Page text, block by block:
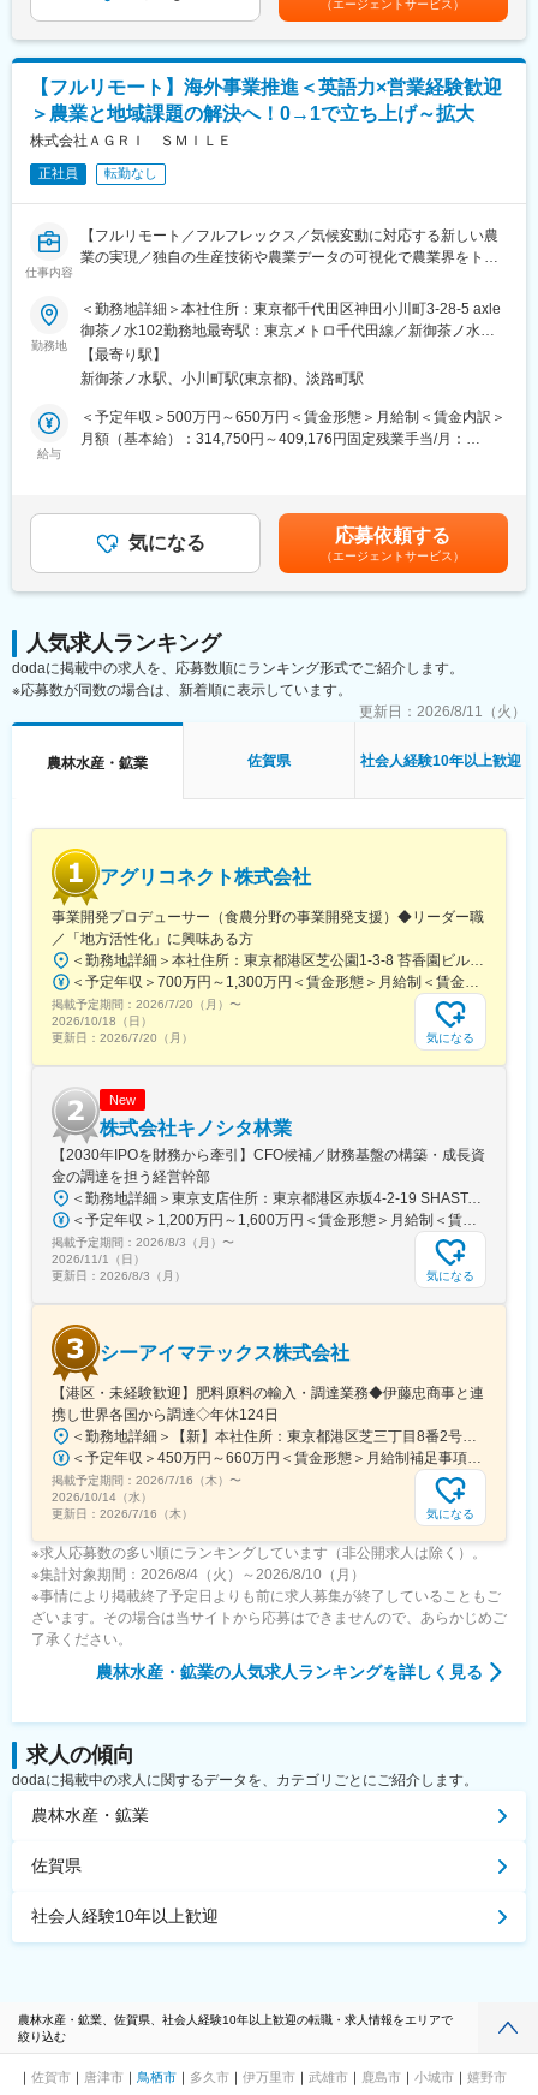
SecureNavi、Apple Business Manager、Deep Instinct、
LANSCOPE、Verona SASE、Sansan
変更の範囲：会社の定める業務
・SPC特有の税務論点の整理
・税理士法人との折衝・資料作成
・再エネ関連の税制優遇の適用検討
＜SPC関連業務（キャリアに応じて）＞
・SPC設立に向けたスキーム検討補助
・出資者向け資料の作成支援
・資金調達スキームの管理
・契約・定款管理、運営管理
・クライアント（主に都市部企業）との打合せ対応（オンライン
中心）
・業務フロー整備、効率化推進
・監査対応など
■組織構成：
約20名
（1） SPC×再エネという専門性の高い領域
・市場価値の高いスキルが身につく環境
（2） 一括受託モデルで上流まで関われる
・SPCの設立～運営～税務申告までワンストップで提供
・クライアントは東京・大阪中心で訪問ほぼなし
・オンライン完結の業務設計のため、フルリモートが実現
（4） 働きやすい環境
・フルリモート／フルフレックス
・残業月平均10時間程度
・週1回の定例MTGあり
・フルリモート勤務（半年に1回出社あり※任意）
・Slack／Zoomを活用したコミュニケーション
■当社について：
当社は2007年設立以降、「森林事業」と「環境エネルギー事業」
の2軸で事業を展開しています。森林資源の活用だけでなく、再生
可能エネルギーの普及を通じて、環境価値と経済価値の両立を実
現し、持続可能な社会の構築に貢献しています。
変更の範囲：会社の定める業務
選考を通じて上下する可能性があります。月給(月額)は固定手当を
含めた表記です。
（エージェントサービス）
【フルリモート】海外事業推進＜英語力×営業経験歓迎
＞農業と地域課題の解決へ！0→1で立ち上げ～拡大
株式会社ＡＧＲＩ ＳＭＩＬＥ
正社員 転勤なし
仕事内容
【フルリモート／フルフレックス／気候変動に対応する新しい農
業の実現／独自の生産技術や農業データの可視化で農業界をトー
■業務内容
海外事業の立ち上げ・推進担当者として、担当国におけるパート
ナー候補との商談、関係構築・実証プロジェクト運営管理、現地
規制対応など、事業開発・推進を一任します。（担当国はASEAN
地域を想定）
現地での導入試験やプロジェクトの進捗管理、および海外現地メ
ンバーとの協働
経営層の戦略に基づいた事業計画の策定、および現地でのPDCA
サイクルの実行
農業と地域課題の解決に取り組みながら、最先端技術を世界中の
◎海外事業立ち上げの完遂実績
◎国際的なビジネススキルの習得
異文化環境での交渉力、リスク対応力、経営直下の意思決定スピ
ードを体感できます。
■当社について
「テクノロジーによって、産地とともに農業の未来をつくる」を
経営理念に据え、豊かな経験を持つ産地と、進化を続けるサイエ
ンステクノロジーを融合することで、環境に優しい魅力あふれる
農業の実現に取り組んでいます。
勤務地
＜勤務地詳細＞本社住所：東京都千代田区神田小川町3-28-5 axle
御茶ノ水102勤務地最寄駅：東京メトロ千代田線／新御茶ノ水駅
受動喫煙対策：屋内全面禁煙変更の範囲：会社の定める事業所
（リモートワーク含む）
【最寄り駅】
新御茶ノ水駅、小川町駅(東京都)、淡路町駅
給与
＜予定年収＞500万円～650万円＜賃金形態＞月給制＜賃金内訳＞
月額（基本給）：314,750円～409,176円固定残業手当/月：
でも目安の金額であり、選考を通じて上下する可能性がありま
す。月給(月額)は固定手当を含めた表記です。
気になる 応募依頼する
（エージェントサービス）
人気求人ランキング
dodaに掲載中の求人を、応募数順にランキング形式でご紹介します。
※応募数が同数の場合は、新着順に表示しています。
更新日： 2026/8/11（火）
農林水産・鉱業 佐賀県 社会人経験10年以上歓迎
アグリコネクト株式会社
事業開発プロデューサー（食農分野の事業開発支援）◆リーダー職
／「地方活性化」に興味ある方
＜勤務地詳細＞本社住所：東京都港区芝公園1-3-8 苔香園ビル4階勤務地最寄駅：都営三田線／御成門駅受動喫煙対策：屋内全面禁煙変更の範囲：会社の定める事業所
＜予定年収＞700万円～1,300万円＜賃金形態＞月給制＜賃金内訳＞月額（基本給）：400,000円～650,000円固定残業手当/月：92,640円～150,510円（固定残業時間30時間0分/月）超過した時間外労働の残業手当は追加支給＜月給＞492,640円～800,510円（一律手当を含む）＜昇給有無＞有＜残業手当＞有＜給与補足＞※給与は職歴、スキルなどに応じて相談※役職がつく場合は、別途、役職手当（50,000円～10,000円）を支給※マネージャー職以上の場合は、管理職のため残業代支給対象外■昇給：年1回（4月）■賞与：年1回（12月）賃金はあくまでも目安の金額であり、選考を通じて上下する可能性があります。月給(月額)は固定手当を含めた表記です。
掲載予定期間： 2026/7/20（月） 〜
2026/10/18（日）
更新日： 2026/7/20（月） 気になる
New
株式会社キノシタ林業
【2030年IPOを財務から牽引】CFO候補／財務基盤の構築・成長資
金の調達を担う経営幹部
＜勤務地詳細＞東京支店住所：東京都港区赤坂4-2-19 SHASTA/EAST 5F勤務地最寄駅：東京メトロ線／赤坂見附駅受動喫煙対策：屋内全面禁煙変更の範囲：会社の定める事業所
＜予定年収＞1,200万円～1,600万円＜賃金形態＞月給制＜賃金内訳＞月額（基本給）：625,000円～875,000円固定残業手当/月：191,360円～267,920円（固定残業時間40時間0分/月）超過した時間外労働の残業手当は追加支給＜月給＞816,360円～1,142,920円（一律手当を含む）＜昇給有無＞有＜残業手当＞有＜給与補足＞※実績に応じて柔軟に検討します。■賞与：年2回（6、12月）■昇給：年1回（3、9月）賃金はあくまでも目安の金額であり、選考を通じて上下する可能性があります。月給(月額)は固定手当を含めた表記です。
掲載予定期間： 2026/8/3（月） 〜
2026/11/1（日）
更新日： 2026/8/3（月） 気になる
シーアイマテックス株式会社
【港区・未経験歓迎】肥料原料の輸入・調達業務◆伊藤忠商事と連
携し世界各国から調達◇年休124日
＜勤務地詳細＞【新】本社住所：東京都港区芝三丁目8番2号住友不動産芝公園ファーストビル９階 勤務地最寄駅：都営地下鉄三田線／芝公園駅受動喫煙対策：屋内全面禁煙変更の範囲：会社の定める事業所
＜予定年収＞450万円～660万円＜賃金形態＞月給制補足事項なし＜賃金内訳＞月額（基本給）：280,000円～378,000円＜月給＞280,000円～378,000円＜昇給有無＞有＜残業手当＞有＜給与補足＞■賞与：年2回（6月/12月）■モデル年収：年収510万円 30歳（月給280,000円＋賞与）※時間外手当除く年収620万円 37歳（月給356,000円＋賞与）※時間外手当除く賃金はあくまでも目安の金額であり、選考を通じて上下する可能性があります。月給(月額)は固定手当を含めた表記です。
掲載予定期間： 2026/7/16（木） 〜
2026/10/14（水）
更新日： 2026/7/16（木） 気になる
※求人応募数の多い順にランキングしています（非公開求人は除く）。
※集計対象期間：2026/8/4（火）～2026/8/10（月）
※事情により掲載終了予定日よりも前に求人募集が終了していることもご
ざいます。その場合は当サイトから応募はできませんので、あらかじめご
了承ください。
農林水産・鉱業の人気求人ランキングを詳しく見る
求人の傾向
dodaに掲載中の求人に関するデータを、カテゴリごとにご紹介します。
農林水産・鉱業
佐賀県
社会人経験10年以上歓迎
農林水産・鉱業、佐賀県、社会人経験10年以上歓迎の転職・求人情報をエリアで
絞り込む
佐賀市 唐津市 鳥栖市 多久市 伊万里市 武雄市 鹿島市 小城市
嬉野市